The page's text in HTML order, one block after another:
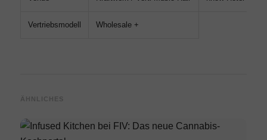
Vertriebsmodell Wholesale +
ÄHNLICHES